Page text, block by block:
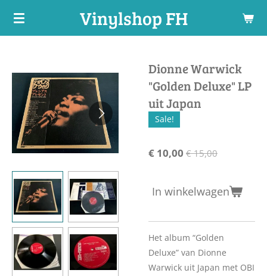
Ga
hoofdinhoud
Vinylshop FH
Dionne Warwick
"Golden Deluxe" LP
uit Japan
Sale!
€ 10,00 € 15,00
In winkelwagen
Het album “Golden
Deluxe” van Dionne
Warwick uit Japan met OBI